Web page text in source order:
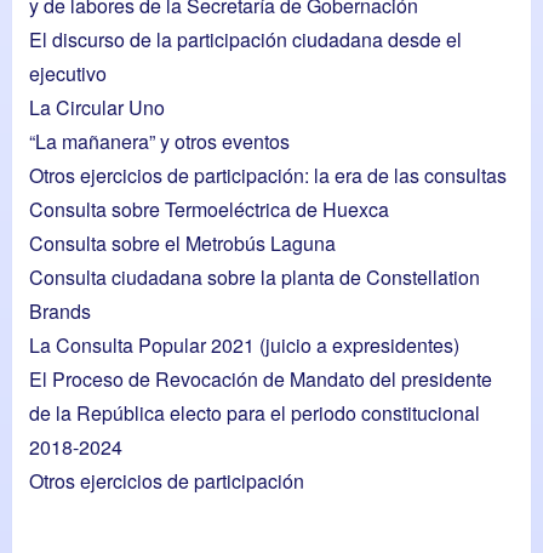
y de labores de la Secretaría de Gobernación
El discurso de la participación ciudadana desde el
ejecutivo
La Circular Uno
“La mañanera” y otros eventos
Otros ejercicios de participación: la era de las consultas
Consulta sobre Termoeléctrica de Huexca
Consulta sobre el Metrobús Laguna
Consulta ciudadana sobre la planta de Constellation
Brands
La Consulta Popular 2021 (juicio a expresidentes)
El Proceso de Revocación de Mandato del presidente
de la República electo para el periodo constitucional
2018-2024
Otros ejercicios de participación